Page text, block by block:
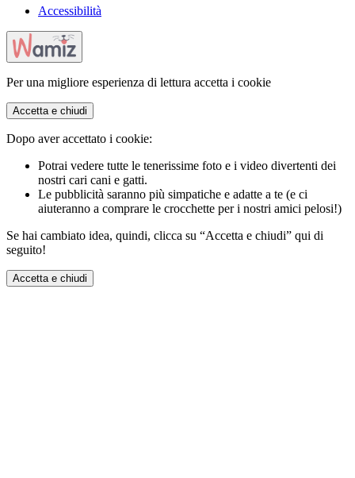
Accessibilità
Per una migliore esperienza di lettura accetta i cookie
Accetta e chiudi
Dopo aver accettato i cookie:
Potrai vedere tutte le tenerissime foto e i video divertenti dei
nostri cari cani e gatti.
Le pubblicità saranno più simpatiche e adatte a te (e ci
aiuteranno a comprare le crocchette per i nostri amici pelosi!)
Se hai cambiato idea, quindi, clicca su “Accetta e chiudi” qui di
seguito!
Accetta e chiudi